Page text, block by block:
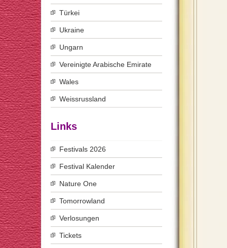
Türkei
Ukraine
Ungarn
Vereinigte Arabische Emirate
Wales
Weissrussland
Links
Festivals 2026
Festival Kalender
Nature One
Tomorrowland
Verlosungen
Tickets